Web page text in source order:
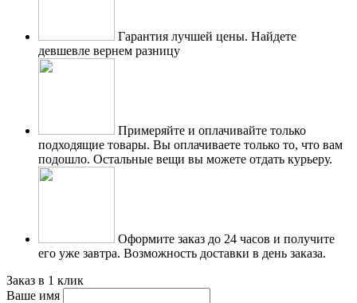
Гарантия лучшей цены. Найдете
девшевле вернем разницу
Примеряйте и оплачивайте только
подходящие товары. Вы оплачиваете только то, что вам
подошло. Остальные вещи вы можете отдать курьеру.
Оформите заказ до 24 часов и получите
его уже завтра. Возможность доставки в день заказа.
Заказ в 1 клик
Ваше имя